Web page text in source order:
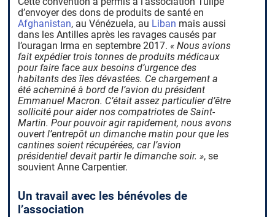
d’envoyer des dons de produits de santé en
Afghanistan, au Vénézuela, au Liban mais aussi
dans les Antilles après les ravages causés par
l’ouragan Irma en septembre 2017. « Nous avions
fait expédier trois tonnes de produits médicaux
pour faire face aux besoins d’urgence des
habitants des îles dévastées. Ce chargement a
été acheminé à bord de l’avion du président
Emmanuel Macron. C’était assez particulier d’être
sollicité pour aider nos compatriotes de Saint-
Martin. Pour pouvoir agir rapidement, nous avons
ouvert l’entrepôt un dimanche matin pour que les
cantines soient récupérées, car l’avion
présidentiel devait partir le dimanche soir. », se
souvient Anne Carpentier.
Un travail avec les bénévoles de
l’association